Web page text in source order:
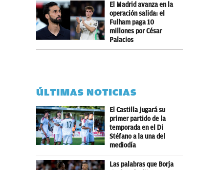
El Madrid avanza en la
operación salida: el
Fulham paga 10
millones por César
Palacios
ÚLTIMAS NOTICIAS
El Castilla jugará su
primer partido de la
temporada en el Di
Stéfano a la una del
mediodía
Las palabras que Borja